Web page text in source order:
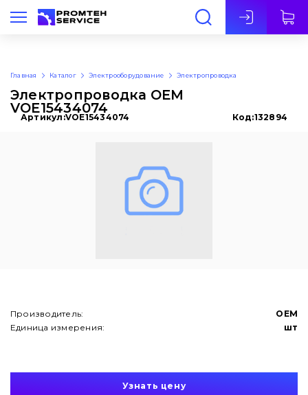
Рус
Главная Каталог Электрооборудование Электропроводка
Электропроводка OEM
VOE15434074
Артикул:VOE15434074 Код:132894
Производитель:
OEM
Единица измерения:
шт
Узнать цену